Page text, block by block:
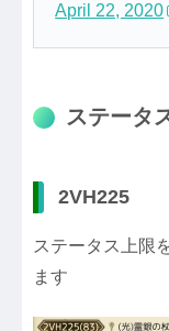
April 22, 2020
ステータ
2VH225
ステータス上限
ます